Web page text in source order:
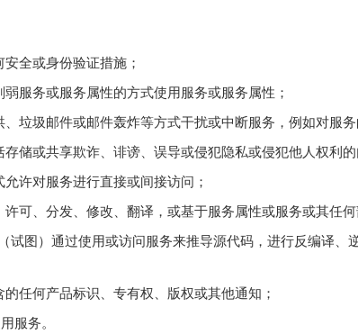
全或身份验证措施；
服务或服务属性的方式使用服务或服务属性；
垃圾邮件或邮件轰炸等方式干扰或中断服务，例如对服
储或共享欺诈、诽谤、误导或侵犯隐私或侵犯他人权利的
许对服务进行直接或间接访问；
可、分发、修改、翻译，或基于服务属性或服务或其任
试图）通过使用或访问服务来推导源代码，进行反编译
任何产品标识、专有权、版权或其他通知；
服务。